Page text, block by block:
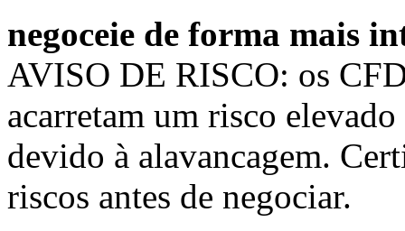
negoceie de forma mais
AVISO DE RISCO: os
acarretam um risco
devido à alavancagem.
riscos antes de negociar.